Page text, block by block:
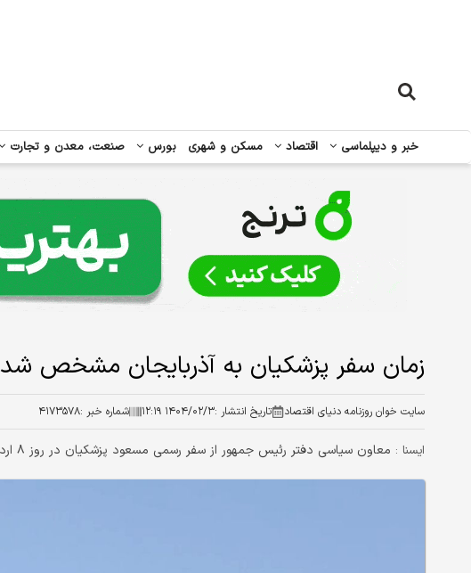
خبر و دیپلماسی اقتصاد مسکن و شهری بورس صنعت، معدن و تجارت
زمان سفر پزشکیان به آذربایجان مشخص شد
سایت خوان روزنامه دنیای اقتصاد تاریخ انتشار :۱۴۰۴/۰۲/۳ ۱۲:۱۹ شماره خبر :۴۱۷۳۵۷۸
ایسنا : معاون سیاسی دفتر رئیس جمهور از سفر رسمی مسعود پزشکیان در روز ۸ اردیبهشت خبر داد.